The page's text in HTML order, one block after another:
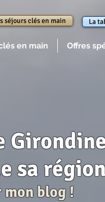
séjours clés en main La
en main Offres
sa
mon blog !